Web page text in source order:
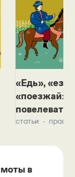
«Едь»,
«поезжай»?
повелевать
статьи
в